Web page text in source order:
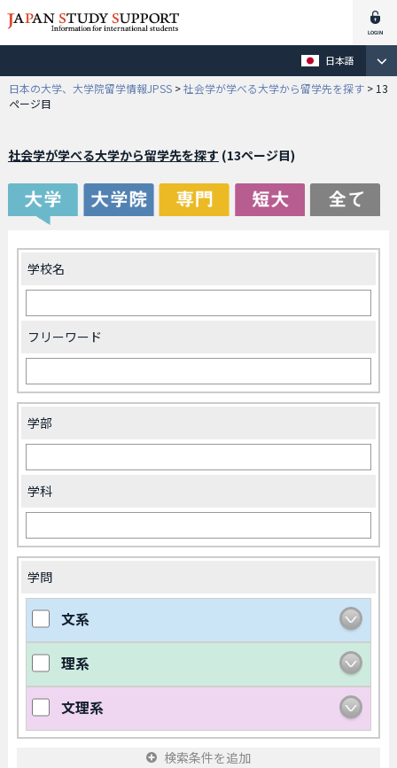
日本語
日本の大学、大学院留学情報JPSS >社会学が学べる大学から留学先を探す > 13
ページ目
社会学が学べる大学から留学先を探す (13ページ目)
学校名
フリーワード
学部
学科
学問
文系
理系
文理系
検索条件を追加